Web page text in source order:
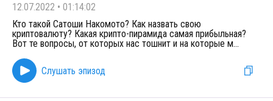
12.07.2022 • 01:14:02
Кто такой Сатоши Накомото? Как назвать свою
криптовалюту? Какая крипто-пирамида самая прибыльная?
Вот те вопросы, от которых нас тошнит и на которые м...
Слушать эпизод